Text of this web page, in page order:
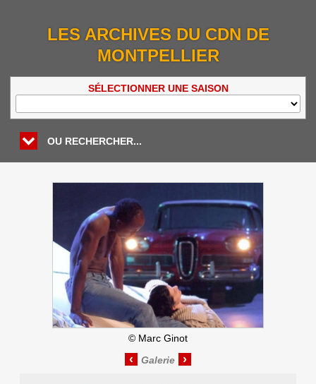
LES ARCHIVES DU CDN DE
MONTPELLIER
SÉLECTIONNER UNE SAISON
OU RECHERCHER...
© Marc Ginot
‹ ›